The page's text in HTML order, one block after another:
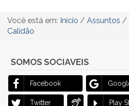
Você está em: Início / Assuntos /
Calidão
SOMOS SOCIAVEIS
Facebook
Twitter Play